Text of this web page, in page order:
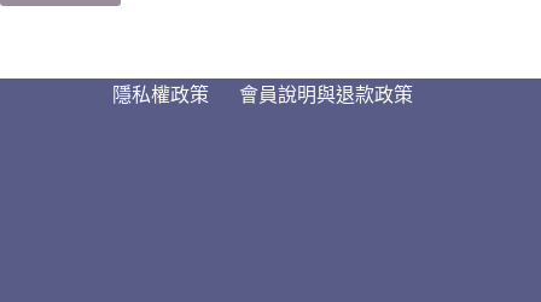
隱私權政策 會員說明與退款政策